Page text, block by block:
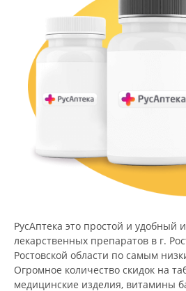
РусАптека это простой и удобный
лекарственных препаратов в г.
Ростовской области по самым
Огромное количество скидок на
медицинские изделия, витамины